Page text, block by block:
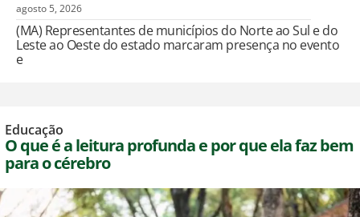
agosto 5, 2026
(MA) Representantes de municípios do Norte ao Sul e do
Leste ao Oeste do estado marcaram presença no evento
e
Educação
O que é a leitura profunda e por que ela faz bem
para o cérebro